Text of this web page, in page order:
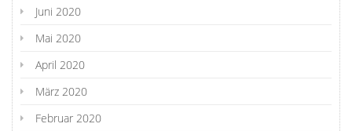
Juni 2020
Mai 2020
April 2020
März 2020
Februar 2020